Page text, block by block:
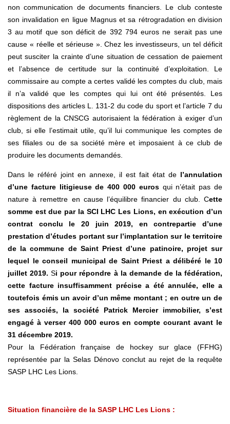
non communication de documents financiers. Le club conteste
son invalidation en ligue Magnus et sa rétrogradation en division
3 au motif que son déficit de 392 794 euros ne serait pas une
cause « réelle et sérieuse ». Chez les investisseurs, un tel déficit
peut susciter la crainte d’une situation de cessation de paiement
et l’absence de certitude sur la continuité d’exploitation. Le
commissaire au compte a certes validé les comptes du club, mais
il n’a validé que les comptes qui lui ont été présentés. Les
dispositions des articles L. 131-2 du code du sport et l’article 7 du
règlement de la CNSCG autorisaient la fédération à exiger d’un
club, si elle l’estimait utile, qu’il lui communique les comptes de
ses filiales ou de sa société mère et imposaient à ce club de
produire les documents demandés.
Dans le référé joint en annexe, il est fait état de l’annulation
d’une facture litigieuse de 400 000 euros qui n’était pas de
nature à remettre en cause l’équilibre financier du club. Cette
somme est due par la SCI LHC Les Lions, en exécution d’un
contrat conclu le 20 juin 2019, en contrepartie d’une
prestation d’études portant sur l’implantation sur le territoire
de la commune de Saint Priest d’une patinoire, projet sur
lequel le conseil municipal de Saint Priest a délibéré le 10
juillet 2019. Si pour répondre à la demande de la fédération,
cette facture insuffisamment précise a été annulée, elle a
toutefois émis un avoir d’un même montant ; en outre un de
ses associés, la société Patrick Mercier immobilier, s’est
engagé à verser 400 000 euros en compte courant avant le
31 décembre 2019.
Pour la Fédération française de hockey sur glace (FFHG)
représentée par la Selas Dénovo conclut au rejet de la requête
SASP LHC Les Lions.
Situation financière de la SASP LHC Les Lions :